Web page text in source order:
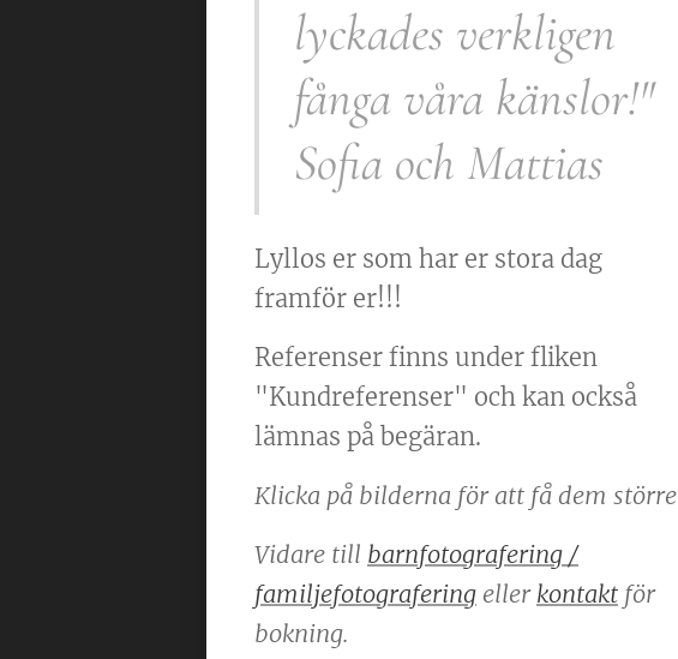
lyckades verkligen
fånga våra känslor!"
Sofia och Mattias
Lyllos er som har er stora dag
framför er!!!
Referenser finns under fliken
"Kundreferenser" och kan också
lämnas på begäran.
Klicka på bilderna för att få dem större
Vidare till barnfotografering /
familjefotografering eller kontakt för
bokning.